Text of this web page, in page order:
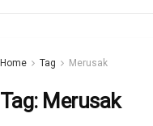
Home Tag Merusak
Tag: Merusak